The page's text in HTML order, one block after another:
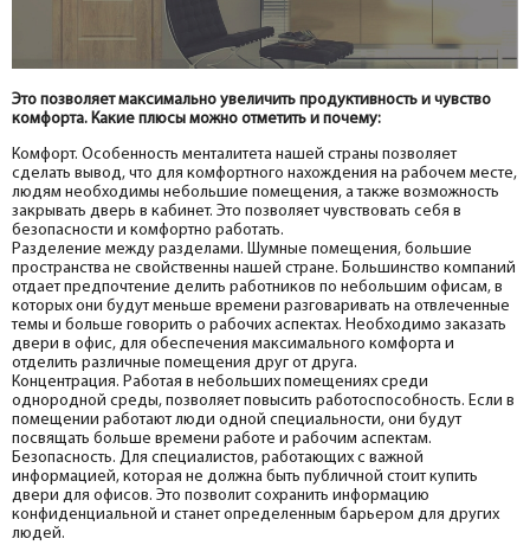
Это позволяет максимально увеличить продуктивность и чувство
комфорта. Какие плюсы можно отметить и почему:
Комфорт. Особенность менталитета нашей страны позволяет
сделать вывод, что для комфортного нахождения на рабочем месте,
людям необходимы небольшие помещения, а также возможность
закрывать дверь в кабинет. Это позволяет чувствовать себя в
безопасности и комфортно работать.
Разделение между разделами. Шумные помещения, большие
пространства не свойственны нашей стране. Большинство компаний
отдает предпочтение делить работников по небольшим офисам, в
которых они будут меньше времени разговаривать на отвлеченные
темы и больше говорить о рабочих аспектах. Необходимо заказать
двери в офис, для обеспечения максимального комфорта и
отделить различные помещения друг от друга.
Концентрация. Работая в небольших помещениях среди
однородной среды, позволяет повысить работоспособность. Если в
помещении работают люди одной специальности, они будут
посвящать больше времени работе и рабочим аспектам.
Безопасность. Для специалистов, работающих с важной
информацией, которая не должна быть публичной стоит купить
двери для офисов. Это позволит сохранить информацию
конфиденциальной и станет определенным барьером для других
людей.